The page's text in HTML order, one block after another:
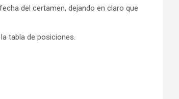
del certamen, dejando en claro que
tabla de posiciones.